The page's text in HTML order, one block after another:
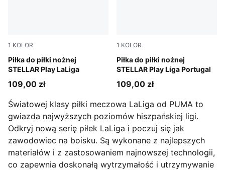
1 KOLOR
Piłka do piłki nożnej
STELLAR Play LaLiga
PUMA White-multicolor
109,00 zł
1 KOLOR
Piłka do piłki nożnej
STELLAR Play Liga Portugal
PUMA White-multicolor
109,00 zł
Światowej klasy piłki meczowa LaLiga od PUMA to
gwiazda najwyższych poziomów hiszpańskiej ligi.
Odkryj nową serię piłek LaLiga i poczuj się jak
zawodowiec na boisku. Są wykonane z najlepszych
materiałów i z zastosowaniem najnowszej technologii,
co zapewnia doskonałą wytrzymałość i utrzymywanie